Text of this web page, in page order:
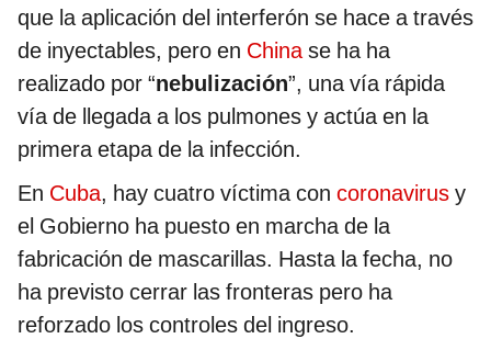
que la aplicación del interferón se hace a través
de inyectables, pero en Chinase ha ha
realizado por “nebulización”, una vía rápida
vía de llegada a los pulmones y actúa en la
primera etapa de la infección.
En Cuba, hay cuatro víctima con coronavirus y
el Gobierno ha puesto en marcha de la
fabricación de mascarillas. Hasta la fecha, no
ha previsto cerrar las fronteras pero ha
reforzado los controles del ingreso.